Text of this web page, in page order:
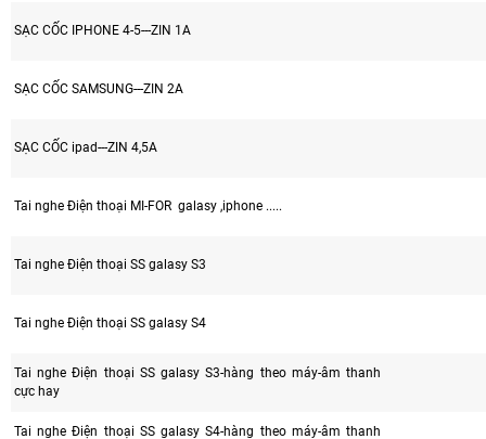
SẠC CỐC IPHONE 4-5---ZIN 1A
SẠC CỐC SAMSUNG---ZIN 2A
SẠC CỐC ipad---ZIN 4,5A
Tai nghe Điện thoại MI-FOR galasy ,iphone .....
Tai nghe Điện thoại SS galasy S3
Tai nghe Điện thoại SS galasy S4
Tai nghe Điện thoại SS galasy S3-hàng theo máy-âm thanh
cực hay
Tai nghe Điện thoại SS galasy S4-hàng theo máy-âm thanh